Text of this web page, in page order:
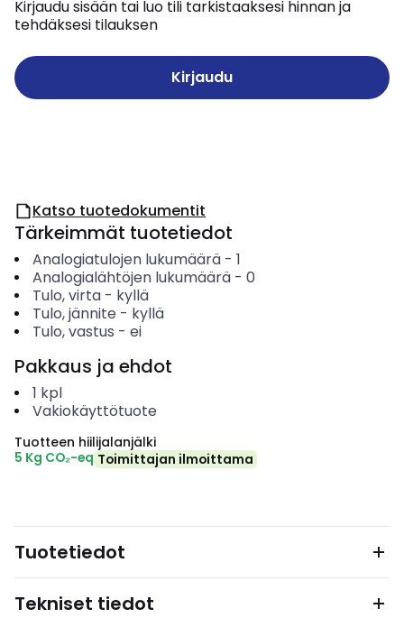
Kirjaudu sisään tai luo tili tarkistaaksesi hinnan ja
tehdäksesi tilauksen
Kirjaudu
Katso tuotedokumentit
Tärkeimmät tuotetiedot
Analogiatulojen lukumäärä- 1
Analogialähtöjen lukumäärä- 0
Tulo, virta- kyllä
Tulo, jännite - kyllä
Tulo, vastus - ei
Pakkaus ja ehdot
1 kpl
Vakiokäyttötuote
Tuotteen hiilijalanjälki
5 Kg CO₂-eq Toimittajan ilmoittama
Tuotetiedot
Tekniset tiedot